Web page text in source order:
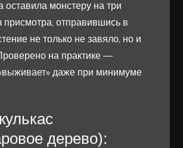
оставила монстеру на три
присмотра, отправившись в
не только не завяло, но и
на практике —
даже при минимуме
дерево):